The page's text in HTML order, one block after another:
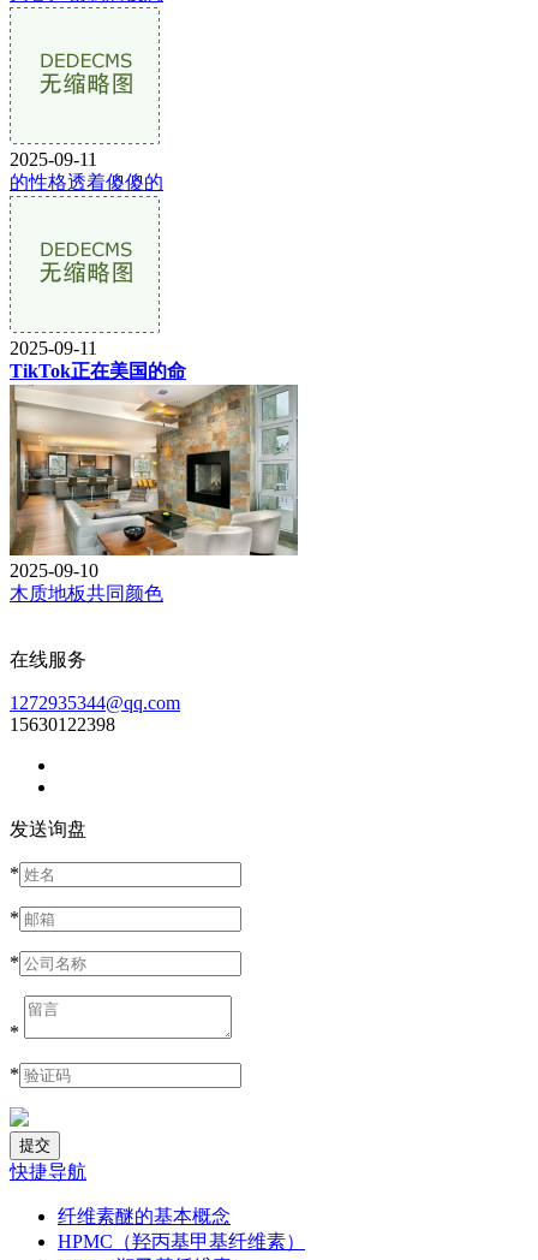
2025-09-11
的性格透着傻傻的
2025-09-11
TikTok正在美国的命
2025-09-10
木质地板共同颜色
在线服务
1272935344@qq.com
15630122398
发送询盘
*
*
*
*
*
快捷导航
纤维素醚的基本概念
HPMC（羟丙基甲基纤维素）